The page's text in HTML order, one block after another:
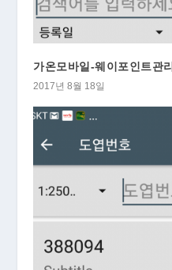
가온모바일-웨이포인트관리
2017년 8월 18일